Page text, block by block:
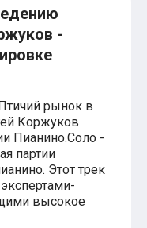
-
рынок в
Коржуков
Пианино.Соло -
партии
Этот трек
высокое